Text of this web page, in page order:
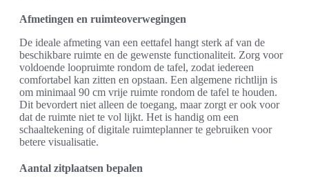
Afmetingen en ruimteoverwegingen
De ideale afmeting van een eettafel hangt sterk af van de
beschikbare ruimte en de gewenste functionaliteit. Zorg voor
voldoende loopruimte rondom de tafel, zodat iedereen
comfortabel kan zitten en opstaan. Een algemene richtlijn is
om minimaal 90 cm vrije ruimte rondom de tafel te houden.
Dit bevordert niet alleen de toegang, maar zorgt er ook voor
dat de ruimte niet te vol lijkt. Het is handig om een
schaaltekening of digitale ruimteplanner te gebruiken voor
betere visualisatie.
Aantal zitplaatsen bepalen